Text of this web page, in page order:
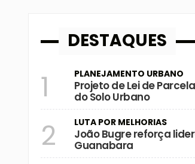
DESTAQUES
1 PLANEJAMENTO URBANO
Projeto de Lei de
do Solo Urbano
2 LUTA POR MELHORIAS
João Bugre reforça
Guanabara